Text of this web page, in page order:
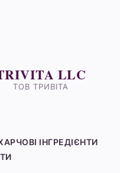
LLC
ТОВ ТРИВІТА
ІНГРЕДІЄНТИ